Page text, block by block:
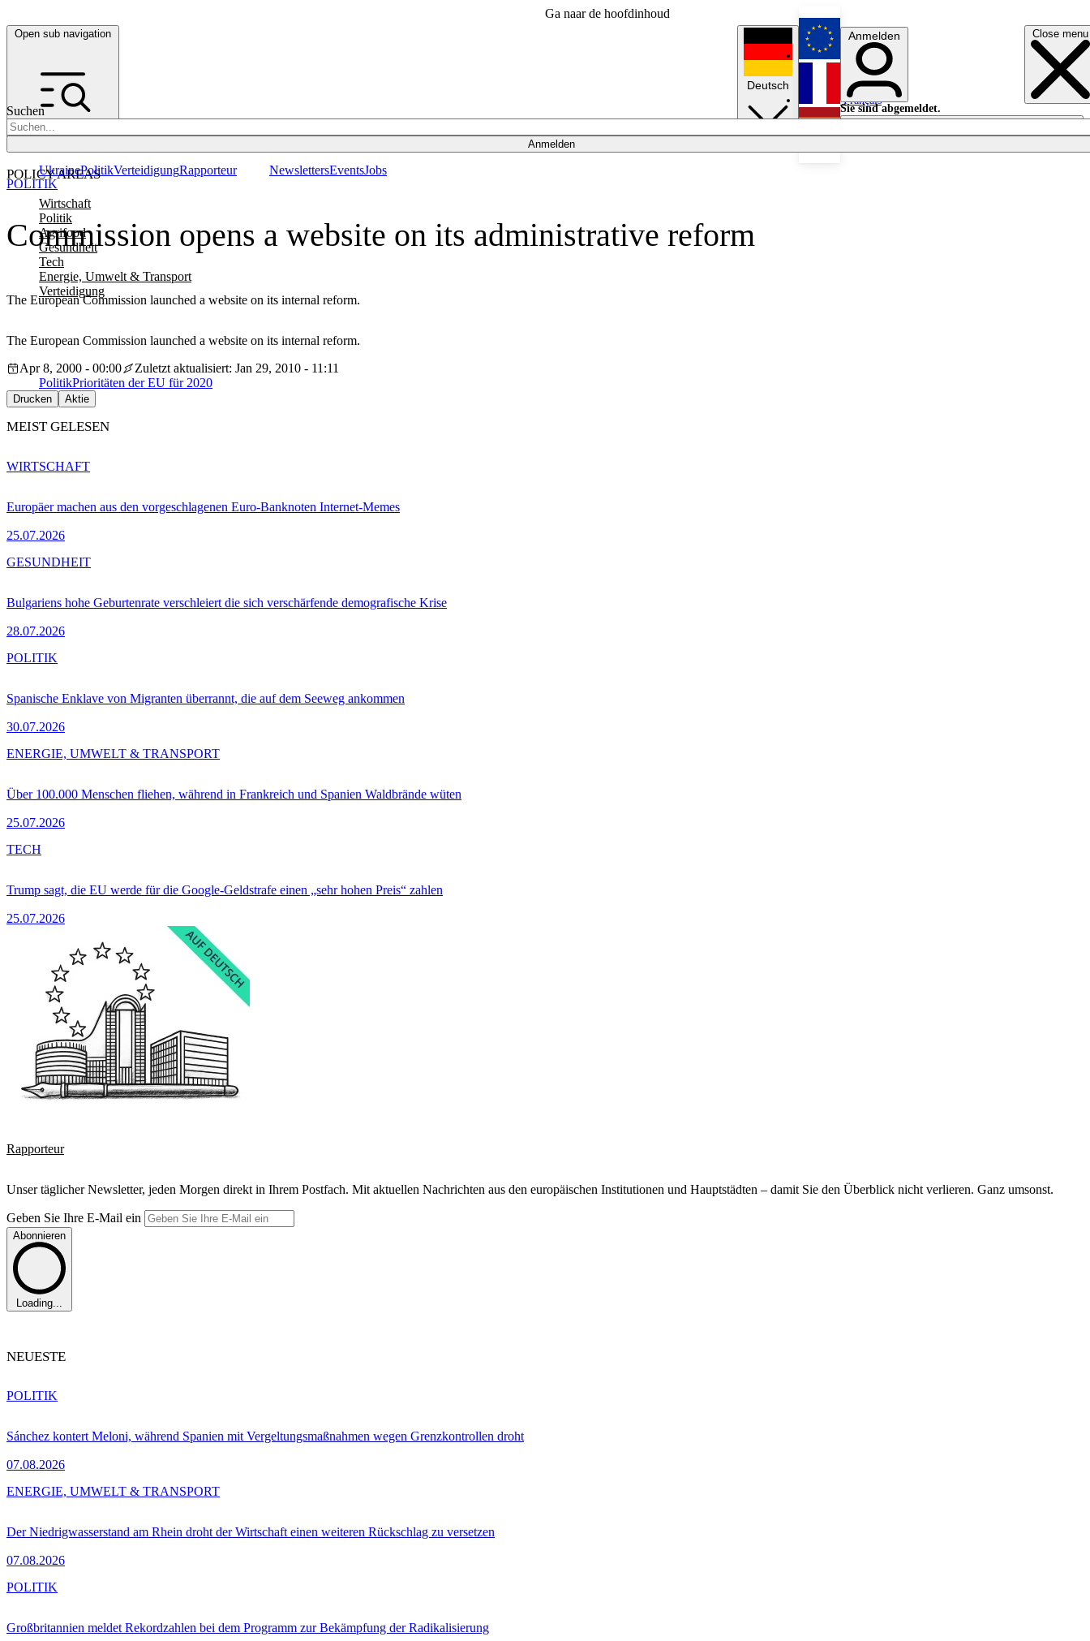
Ga naar de hoofdinhoud
Open sub navigation Close menu
Suchen
Anmelden
POLICY AREAS
Wirtschaft
Politik
Agrifood
Gesundheit
Tech
Energie, Umwelt & Transport
Verteidigung
UkrainePolitikVerteidigungRapporteur NewslettersEventsJobs
Deutsch
English
Français
Anmelden
Sie sind abgemeldet.
Anmelden
Licht aus
Commission opens a website on its administrative reform
The European Commission launched a website on its internal reform.
POLITIK
The European Commission launched a website on its internal reform.
Apr 8, 2000 - 00:00
Zuletzt aktualisiert: Jan 29, 2010 - 11:11
PolitikPrioritäten der EU für 2020
Drucken Aktie
MEIST GELESEN
Europäer machen aus den vorgeschlagenen Euro-Banknoten Internet-Memes
25.07.2026
WIRTSCHAFT
Bulgariens hohe Geburtenrate verschleiert die sich verschärfende demografische Krise
28.07.2026
GESUNDHEIT
Spanische Enklave von Migranten überrannt, die auf dem Seeweg ankommen
30.07.2026
POLITIK
Über 100.000 Menschen fliehen, während in Frankreich und Spanien Waldbrände wüten
25.07.2026
ENERGIE, UMWELT & TRANSPORT
Trump sagt, die EU werde für die Google-Geldstrafe einen „sehr hohen Preis“ zahlen
25.07.2026
TECH
Rapporteur
Unser täglicher Newsletter, jeden Morgen direkt in Ihrem Postfach. Mit aktuellen Nachrichten aus den europäischen Institutionen und Hauptstädten – damit Sie den Überblick nicht verlieren. Ganz umsonst.
Geben Sie Ihre E-Mail ein
Abonnieren
Loading...
NEUESTE
Sánchez kontert Meloni, während Spanien mit Vergeltungsmaßnahmen wegen Grenzkontrollen droht
07.08.2026
POLITIK
Der Niedrigwasserstand am Rhein droht der Wirtschaft einen weiteren Rückschlag zu versetzen
07.08.2026
ENERGIE, UMWELT & TRANSPORT
Großbritannien meldet Rekordzahlen bei dem Programm zur Bekämpfung der Radikalisierung
POLITIK